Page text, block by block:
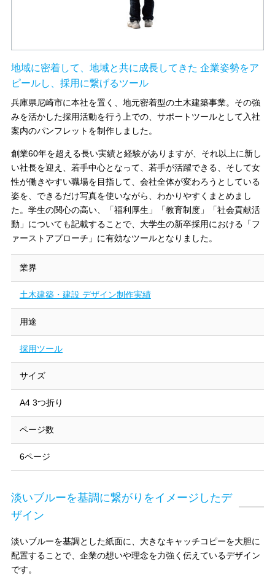
地域に密着して、地域と共に成長してきた 企業姿勢をア
ピールし、採用に繋げるツール
兵庫県尼崎市に本社を置く、地元密着型の土木建築事業。その強
みを活かした採用活動を行う上での、サポートツールとして入社
案内のパンフレットを制作しました。
創業60年を超える長い実績と経験がありますが、それ以上に新し
い社長を迎え、若手中心となって、若手が活躍できる、そして女
性が働きやすい職場を目指して、会社全体が変わろうとしている
姿を、できるだけ写真を使いながら、わかりやすくまとめまし
た。学生の関心の高い、「福利厚生」「教育制度」「社会貢献活
動」についても記載することで、大学生の新卒採用における「フ
ァーストアプローチ」に有効なツールとなりました。
業界
土木建築・建設 デザイン制作実績
用途
採用ツール
サイズ
A4 3つ折り
ページ数
6ページ
淡いブルーを基調に繋がりをイメージしたデ
ザイン
淡いブルーを基調とした紙面に、大きなキャッチコピーを大胆に
配置することで、企業の想いや理念を力強く伝えているデザイン
です。